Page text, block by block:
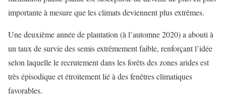
importante à mesure que les climats deviennent plus extrêmes.
Une deuxième année de plantation (à l’automne 2020) a abouti à
un taux de survie des semis extrêmement faible, renforçant l’idée
selon laquelle le recrutement dans les forêts des zones arides est
très épisodique et étroitement lié à des fenêtres climatiques
favorables.